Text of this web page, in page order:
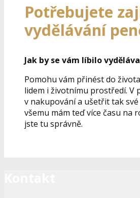
Potřebujete
vydělávání
Jak by se vám líbilo
Pomohu vám přinést do
lidem i životnímu prostředí. V
v nakupování a ušetřit tak
všemu mám teď více času na
jste tu správně.